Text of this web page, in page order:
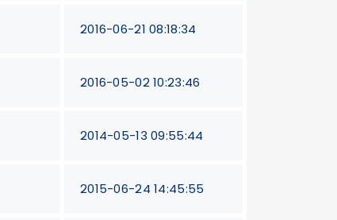
2016-06-21 08:18:34
2016-05-02 10:23:46
2014-05-13 09:55:44
2015-06-24 14:45:55